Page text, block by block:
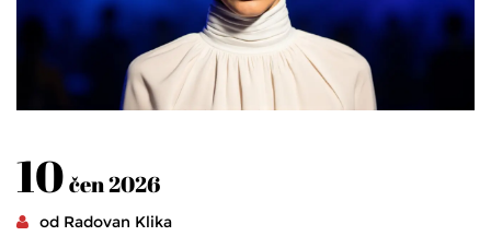
10čen 2026
od Radovan Klika